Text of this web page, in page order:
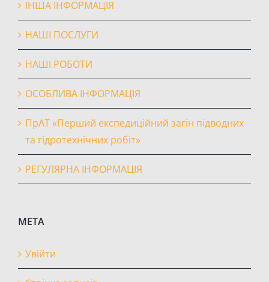
ІНША ІНФОРМАЦІЯ
НАШІ ПОСЛУГИ
НАШІ РОБОТИ
ОСОБЛИВА ІНФОРМАЦІЯ
ПрАТ «Перший експедиційний загін підводних
та гідротехнічних робіт»
РЕГУЛЯРНА ІНФОРМАЦІЯ
МЕТА
Увійти